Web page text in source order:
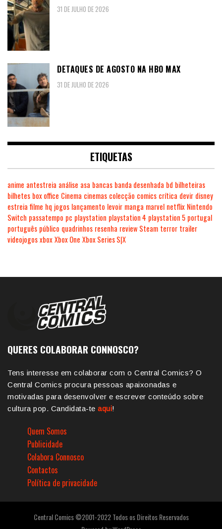
31 DE JULHO DE 2026
DETAQUES DE AGOSTO NA HBO MAX
31 DE JULHO DE 2026
ETIQUETAS
anime antestreia análise asa bancas banda desenhada bd bilheteiras
bilhetes box office Cinema cinemas colecção comics crítica devir disney
estreia filme hq jogos lançamento levoir manga marvel netflix Nintendo
Switch passatempo pc playstation playstation 4 playstation 5 portugal
português público quadrinhos resenha review Steam terror trailer
videojogosxboxXbox One Xbox Series S|X
QUERES COLABORAR CONNOSCO?
Tens interesse em colaborar com o Central Comics? O
Central Comics procura pessoas apaixonadas e
motivadas para desenvolver e escrever conteúdo sobre
cultura pop. Candidata-te aqui!
Quem Somos
Publicidade
Colabora Connosco
Contactos
Política de privacidade
Central Comics ©2001-2022 Todos os Direitos Reservados